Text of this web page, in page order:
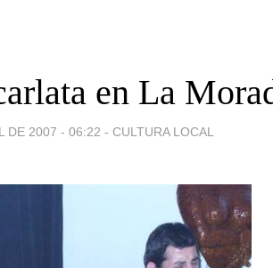
en La
DE 2007 - 06:22 - CULTURA LOCAL